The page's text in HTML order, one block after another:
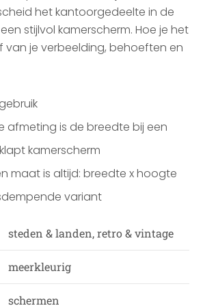
het kantoorgedeelte in de
stijlvol kamerscherm. Hoe je het
van je verbeelding, behoeften en
afmeting is de breedte bij een
kamerscherm
maat is altijd: breedte x hoogte
variant
steden & landen, retro & vintage
meerkleurig
schermen